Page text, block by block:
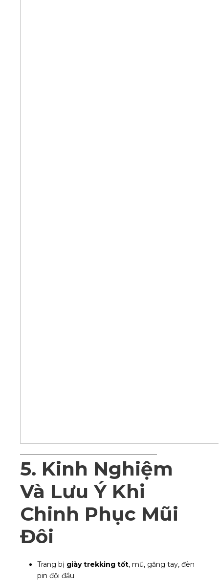
5. Kinh Nghiệm
Và Lưu Ý Khi
Chinh Phục Mũi
Đôi
Trang bị giày trekking tốt, mũ, găng tay, đèn
pin đội đầu